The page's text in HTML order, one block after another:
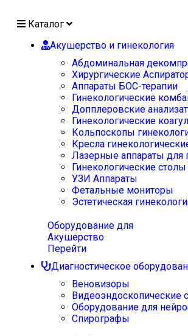
Каталог
Акушерство и гинекология
Абдоминальная
Хирургические
Аппараты БОС-терапии
Гинекологические
Допплеровские
Гинекологические
Кольпоскопы
Кресла
Лазерные аппараты для
Гинекологические
УЗИ Аппараты
Фетальные мониторы
Эстетическая
Оборудование для
Акушерство
Перейти
Диагностическое
Веновизоры
Видеоэндоскопические
Оборудование для
Спирографы